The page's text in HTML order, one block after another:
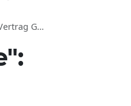
Dortmund